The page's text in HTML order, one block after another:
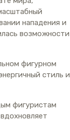
нападения и
возможности
фигурном
стиль и
фигуристам